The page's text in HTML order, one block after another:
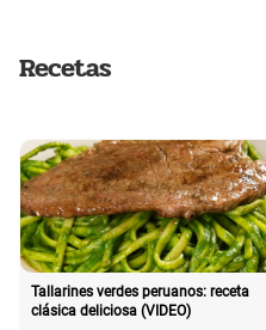
Recetas
Tallarines verdes peruanos: receta
clásica deliciosa (VIDEO)